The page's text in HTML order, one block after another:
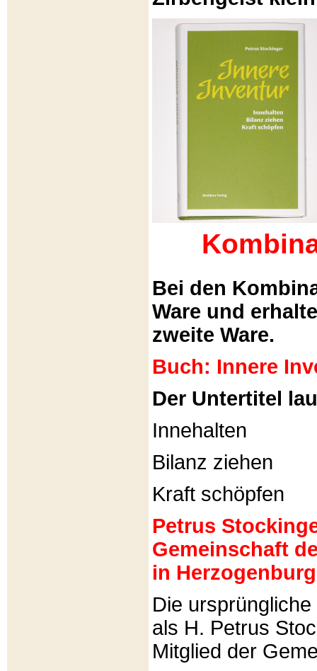
Bei den
Ware und
zweite Ware.
Buch: Innere
Der Untertitel
Innehalten
Bilanz ziehen
Kraft schöpfen
Petrus
Gemeinschaft
in
Die
als H. Petrus
Mitglied der